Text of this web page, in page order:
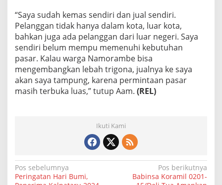
“Saya sudah kemas sendiri dan jual sendiri.
Pelanggan tidak hanya dalam kota, luar kota,
bahkan juga ada pelanggan dari luar negeri. Saya
sendiri belum mempu memenuhi kebutuhan
pasar. Kalau warga Namorambe bisa
mengembangkan lebah trigona, jualnya ke saya
akan saya tampung, karena permintaan pasar
masih terbuka luas,” tutup Aam. (REL)
Ikuti Kami
N
Pos sebelumnya
Peringatan Hari Bumi,
Pos berikutnya
Babinsa Koramil 0201-